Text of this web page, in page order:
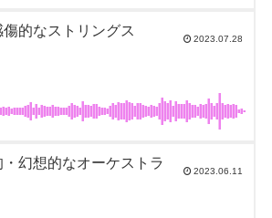
的なストリングス
2023.07.28
幻想的なオーケストラ
2023.06.11